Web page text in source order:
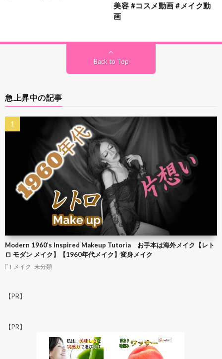
美容 #コスメ動画 #メイク動
画
Back to Top
急上昇中の記事
Modern 1960’s Inspired Makeup Tutoria お手本は海外メイク【レト
ロ モダン メイク】【1960年代メイク】変身メイク
メイク 未分類
【PR】
【PR】